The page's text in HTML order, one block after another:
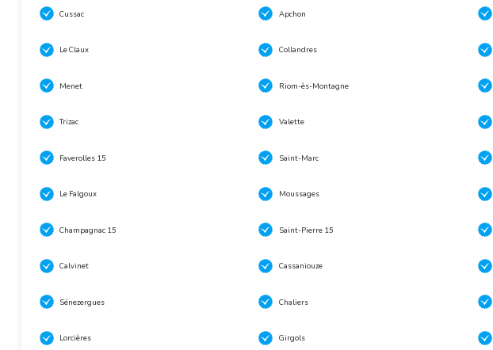
Cussac Apchon
Le Claux Collandres
Menet Riom-ès-Montagne
Trizac Valette
Faverolles 15 Saint-Marc
Le Falgoux Moussages
Champagnac 15 Saint-Pierre 15
Calvinet Cassaniouze
Sénezergues Chaliers
Lorcières Girgols